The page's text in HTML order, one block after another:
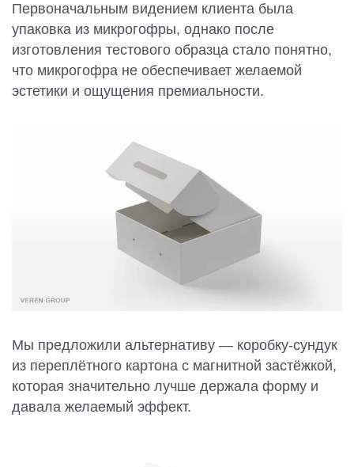
Первоначальным видением клиента была
упаковка из микрогофры, однако после
изготовления тестового образца стало понятно,
что микрогофра не обеспечивает желаемой
эстетики и ощущения премиальности.
Мы предложили альтернативу — коробку-сундук
из переплётного картона с магнитной застёжкой,
которая значительно лучше держала форму и
давала желаемый эффект.